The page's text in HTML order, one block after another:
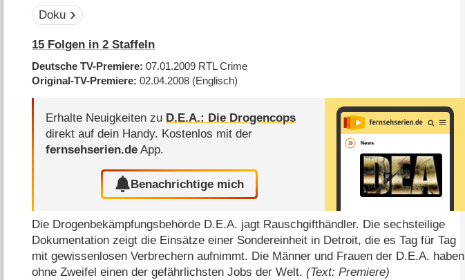
Doku
15 Folgen in2 Staffeln
Deutsche TV-Premiere 07.01.2009 RTL Crime
Original-TV-Premiere 02.04.2008 (Englisch)
Erhalte Neuigkeiten zu D.E.A.: Die Drogencops
direkt auf dein Handy. Kostenlos mit der
fernsehserien.de App.
Benachrichtige mich
Die Drogenbekämpfungsbehörde D.E.A. jagt Rauschgifthändler. Die sechsteilige
Dokumentation zeigt die Einsätze einer Sondereinheit in Detroit, die es Tag für Tag
mit gewissenlosen Verbrechern aufnimmt. Die Männer und Frauen der D.E.A. haben
ohne Zweifel einen der gefährlichsten Jobs der Welt.(Text: Premiere)